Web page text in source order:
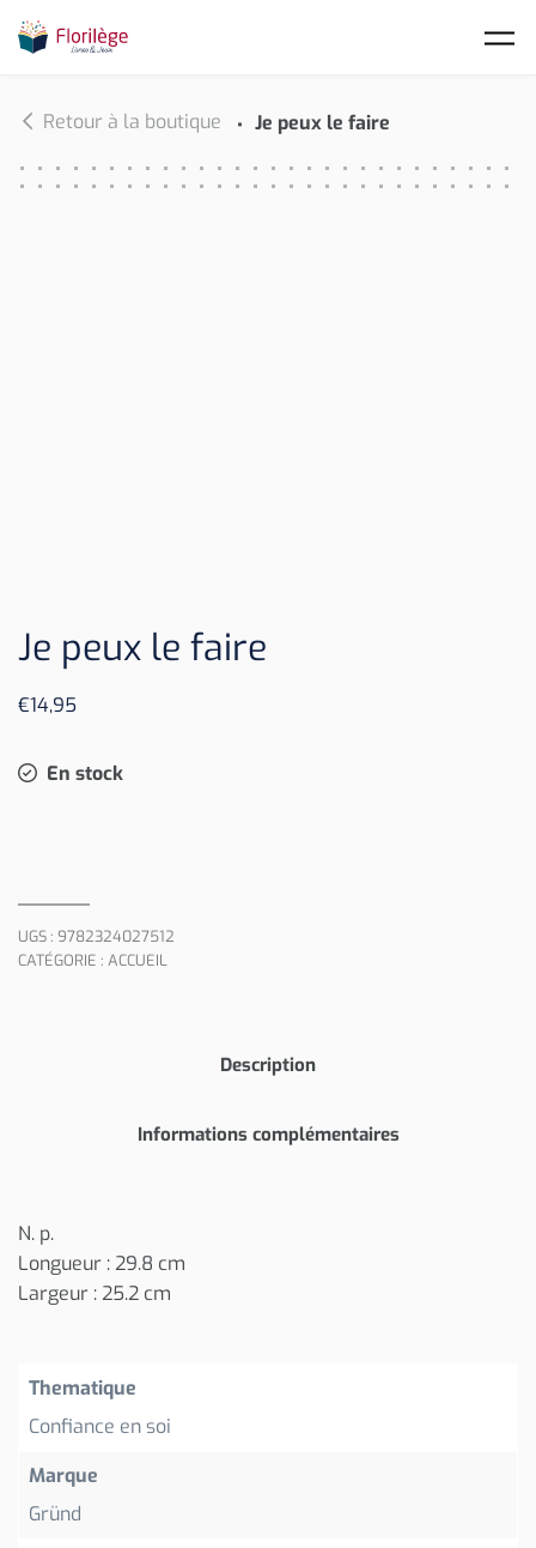
Retour à la boutique Je peux le faire
Je peux le faire
€14,95
En stock
UGS : 9782324027512
CATÉGORIE : ACCUEIL
Description
Informations complémentaires
N. p.
Longueur : 29.8 cm
Largeur : 25.2 cm
Thematique
Confiance en soi
Marque
Gründ